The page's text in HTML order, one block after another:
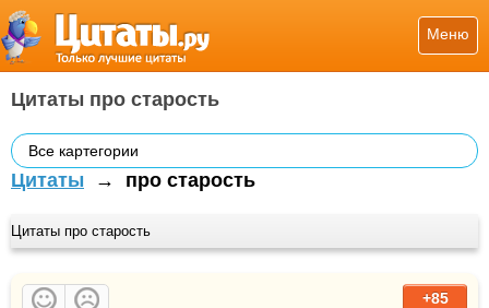
Меню
Цитаты про старость
Все картегории
Цитаты → про старость
Цитаты про старость
+85